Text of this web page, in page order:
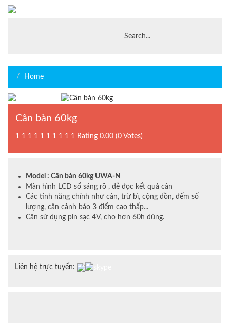
Home
Cân bàn 60kg
1 1 1 1 1 1 1 1 1 1 Rating 0.00 (0 Votes)
Model : Cân bàn 60kg UWA-N
Màn hình LCD số sáng rõ , dễ đọc kết quả cân
Các tính năng chính như cân, trừ bì, cộng dồn, đếm số
lượng, cân cảnh báo 3 điểm cao thấp...
Cân sử dụng pin sạc 4V, cho hơn 60h dùng.
Liên hệ trực tuyến: